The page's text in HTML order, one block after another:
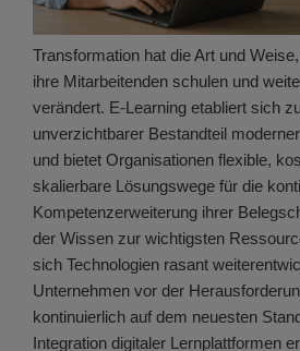
Transformation hat die Art und
ihre Mitarbeitenden schulen und
verändert. E-Learning etabliert sich
unverzichtbarer Bestandteil
und bietet Organisationen flexible,
skalierbare Lösungswege für die
Kompetenzerweiterung ihrer
der Wissen zur wichtigsten
sich Technologien rasant
Unternehmen vor der
kontinuierlich auf dem neuesten
Integration digitaler Lernplattformen